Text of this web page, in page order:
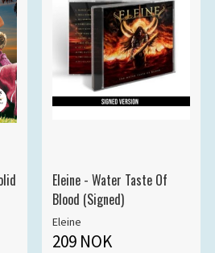
Eleine - Water Taste Of
Blood (Signed)
Eleine
209 NOK